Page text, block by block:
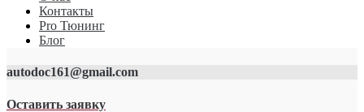
Контакты
Pro Тюнинг
Блог
autodoc161@gmail.com
Оставить заявку